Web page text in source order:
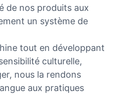
de nos produits aux
un système de
tout en développant
culturelle,
nous la rendons
aux pratiques